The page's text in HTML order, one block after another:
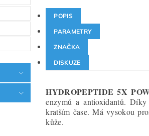
POPIS
PARAMETRY
ZNAČKA
DISKUZE
HYDROPEPTIDE 5X
enzymů a antioxidantů.
kratším čase. Má vysokou
kůže.